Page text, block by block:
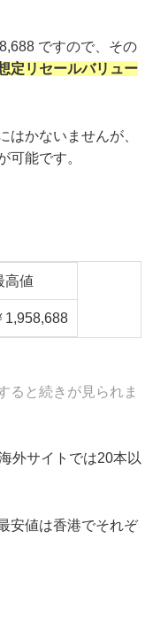
ですので、その
定リセールバリュー
はかないませんが、
可能です。
高値
1,958,688
ると続きが見られま
外サイトでは20本以
安値は香港でそれぞ